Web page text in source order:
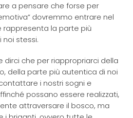
a pensare che forse per
dovremmo entrare nel
rappresenta la parte più
stessi.
dirci che per riappropriarci della
della parte più autentica di noi
i nostri sogni e
possano essere realizzati,
attraversare il bosco, ma